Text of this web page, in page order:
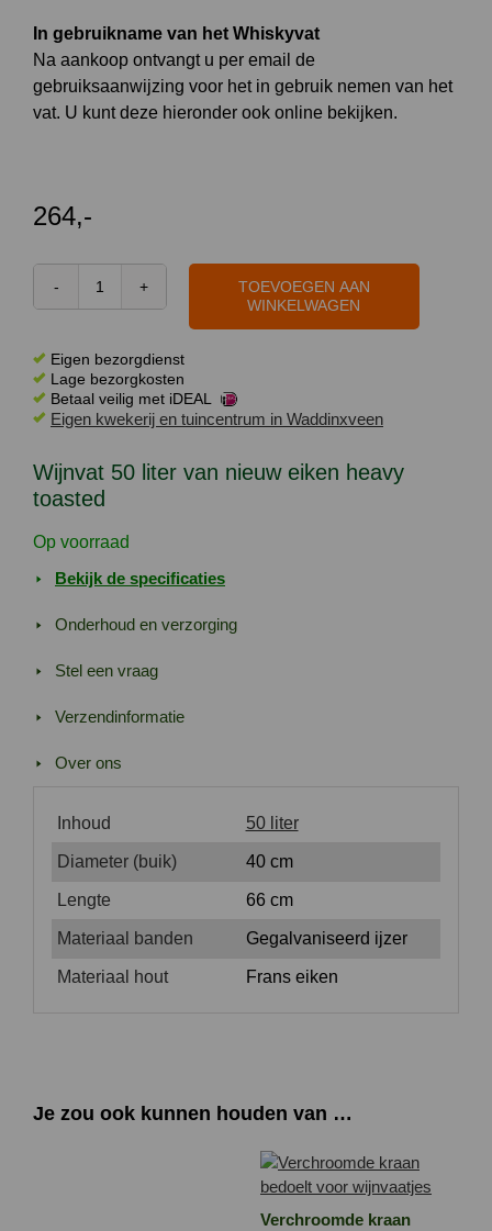
Wijnvat 50 liter van nieuw eiken heavy
toasted
In gebruikname van het Whiskyvat
Na aankoop ontvangt u per email de
gebruiksaanwijzing voor het in gebruik nemen van het
vat. U kunt deze hieronder ook online bekijken.
264,-
Op voorraad
Wijnvat
van
nieuw
eiken
toasted
aantal
TOEVOEGEN AAN
WINKELWAGEN
Eigen bezorgdienst
Lage bezorgkosten
Betaal veilig met iDEAL
Eigen kwekerij en tuincentrum in Waddinxveen
Bekijk de specificaties
Onderhoud en verzorging
Stel een vraag
Verzendinformatie
Over ons
Inhoud 50 liter
Diameter (buik) 40 cm
Lengte 66 cm
Materiaal banden Gegalvaniseerd ijzer
Materiaal hout Frans eiken
Je zou ook kunnen houden van …
Verchroomde kraan